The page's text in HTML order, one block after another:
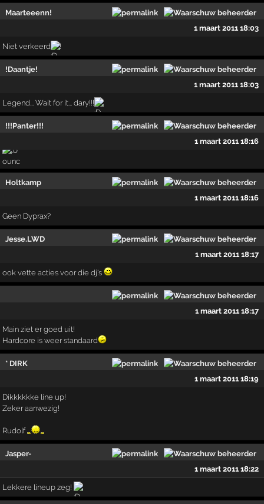
Maarteeenn!
1 maart 2011 18:03
Niet verkeerd !
!Daantje!
1 maart 2011 18:03
Legend... Wait for it... dary!!!
!!!Panter!!!
1 maart 2011 18:16
Holtkamp
1 maart 2011 18:16
Geen Dyprax?
Jesse.LWD
1 maart 2011 18:17
ook vette acties voor die dj's
1 maart 2011 18:17
Main ziet er goed uit!
Hardcore is weer standaard
* DIRK
1 maart 2011 18:19
Dikkkkkke line up!
Zeker aanwezig!
Rudolf
Jasper-
1 maart 2011 18:22
Lekkere lineup zeg!